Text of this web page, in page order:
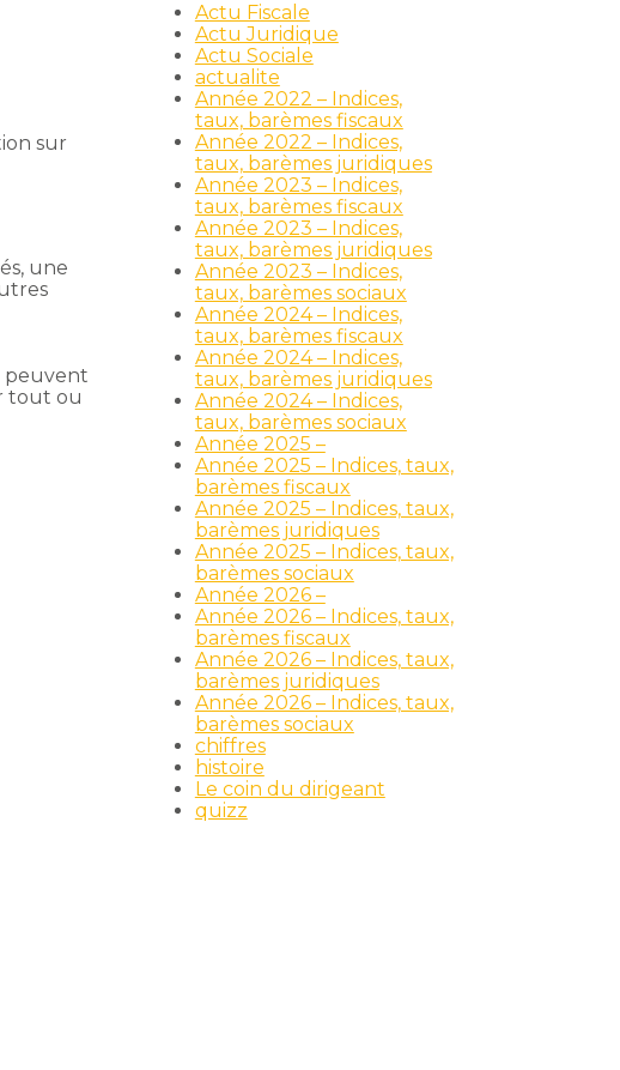
sur
une
peuvent
tout ou
Actu Fiscale
Actu Juridique
Actu Sociale
actualite
Année 2022 – Indices,
taux, barèmes fiscaux
Année 2022 – Indices,
taux, barèmes juridiques
Année 2023 – Indices,
taux, barèmes fiscaux
Année 2023 – Indices,
taux, barèmes juridiques
Année 2023 – Indices,
taux, barèmes sociaux
Année 2024 – Indices,
taux, barèmes fiscaux
Année 2024 – Indices,
taux, barèmes juridiques
Année 2024 – Indices,
taux, barèmes sociaux
Année 2025 –
Année 2025 – Indices, taux,
barèmes fiscaux
Année 2025 – Indices, taux,
barèmes juridiques
Année 2025 – Indices, taux,
barèmes sociaux
Année 2026 –
Année 2026 – Indices, taux,
barèmes fiscaux
Année 2026 – Indices, taux,
barèmes juridiques
Année 2026 – Indices, taux,
barèmes sociaux
chiffres
histoire
Le coin du dirigeant
quizz